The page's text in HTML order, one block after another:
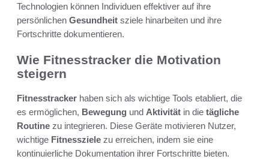
Technologien können Individuen effektiver auf ihre
persönlichen Gesundheit sziele hinarbeiten und ihre
Fortschritte dokumentieren.
Wie Fitnesstracker die Motivation
steigern
Fitnesstracker haben sich als wichtige Tools etabliert, die
es ermöglichen, Bewegung und Aktivität in die tägliche
Routine zu integrieren. Diese Geräte motivieren Nutzer,
wichtige Fitnessziele zu erreichen, indem sie eine
kontinuierliche Dokumentation ihrer Fortschritte bieten.